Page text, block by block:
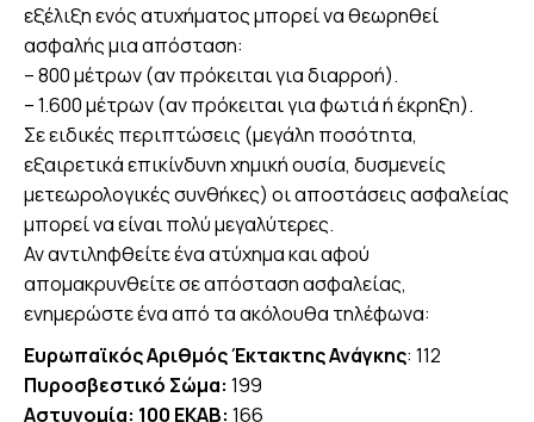
εξέλιξη ενός ατυχήματος μπορεί να θεωρηθεί
ασφαλής μια απόσταση:
– 800 μέτρων (αν πρόκειται για διαρροή).
– 1.600 μέτρων (αν πρόκειται για φωτιά ή έκρηξη).
Σε ειδικές περιπτώσεις (μεγάλη ποσότητα,
εξαιρετικά επικίνδυνη χημική ουσία, δυσμενείς
μετεωρολογικές συνθήκες) οι αποστάσεις ασφαλείας
μπορεί να είναι πολύ μεγαλύτερες.
Αν αντιληφθείτε ένα ατύχημα και αφού
απομακρυνθείτε σε απόσταση ασφαλείας,
ενημερώστε ένα από τα ακόλουθα τηλέφωνα:
Ευρωπαϊκός Αριθμός Έκτακτης Ανάγκης: 112
Πυροσβεστικό Σώμα: 199
Αστυνομία: 100 ΕΚΑΒ: 166